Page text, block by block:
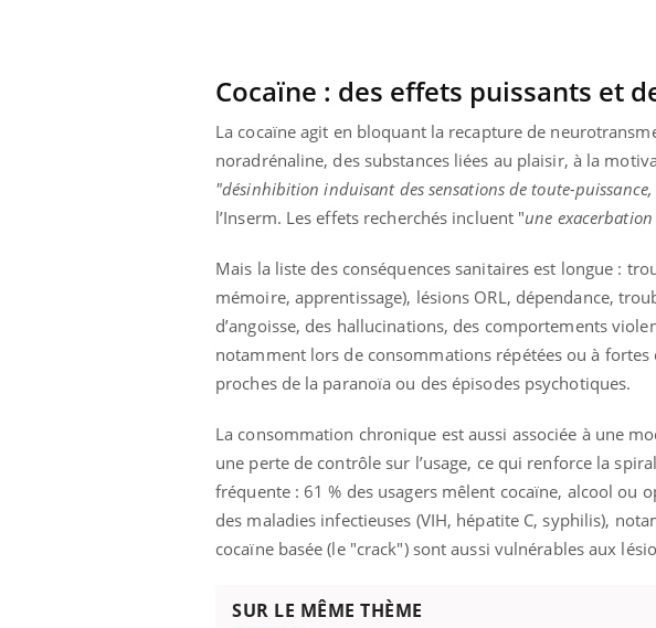
Cocaïne : des effets puissants et
La cocaïne agit en bloquant la recapture de
noradrénaline, des substances liées au plaisir, à la
"désinhibition induisant des sensations de toute-
l’Inserm. Les effets recherchés incluent "une
Mais la liste des conséquences sanitaires est longue :
mémoire, apprentissage), lésions ORL, dépendance,
d’angoisse, des hallucinations, des comportements
notamment lors de consommations répétées ou à fortes
proches de la paranoïa ou des épisodes psychotiques.
La consommation chronique est aussi associée à une
une perte de contrôle sur l’usage, ce qui renforce la
fréquente : 61 % des usagers mêlent cocaïne, alcool ou
des maladies infectieuses (VIH, hépatite C, syphilis),
cocaïne basée (le "crack") sont aussi vulnérables aux
SUR LE MÊME THÈME